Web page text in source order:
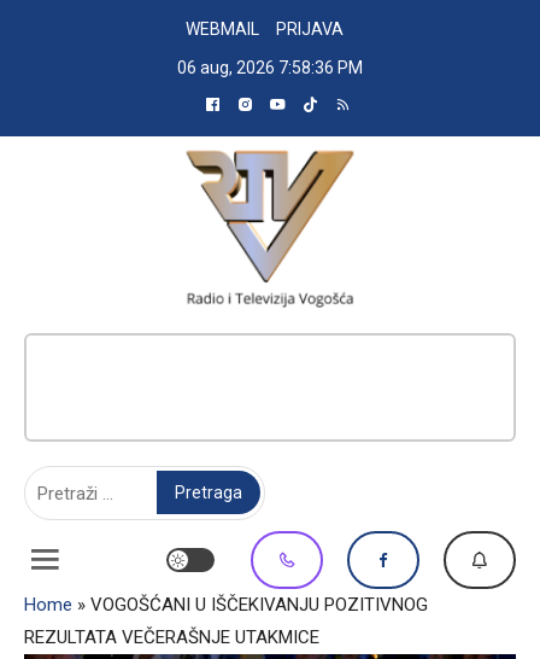
WEBMAIL
PRIJAVA
06 aug, 2026 7:58:37 PM
Home » VOGOŠĆANI U IŠČEKIVANJU POZITIVNOG
REZULTATA VEČERAŠNJE UTAKMICE